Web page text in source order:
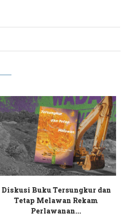
Bara Akar Rumput Aksi Gejayan
Tantang Kesewenangan Rezim...